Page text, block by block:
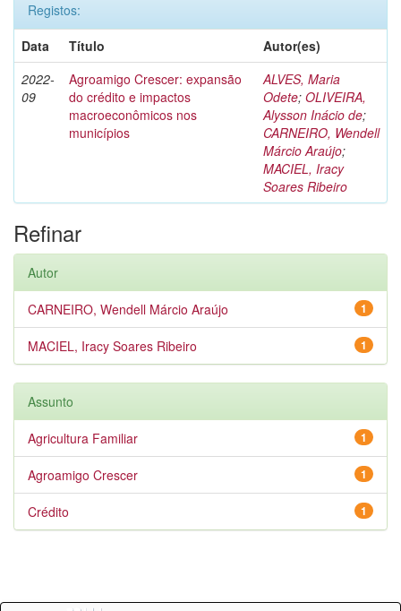
Registos:
Data
Título
Autor(es)
2022-
09
Agroamigo Crescer: expansão
do crédito e impactos
macroeconômicos nos
municípios
ALVES, Maria
Odete; OLIVEIRA,
Alysson Inácio de;
CARNEIRO, Wendell
Márcio Araújo;
MACIEL, Iracy
Soares Ribeiro
Refinar
Autor
1
CARNEIRO, Wendell Márcio Araújo
1
MACIEL, Iracy Soares Ribeiro
Assunto
1
Agricultura Familiar
1
Agroamigo Crescer
1
Crédito